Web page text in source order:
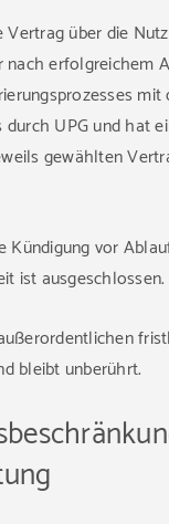
über die
erfolgreichem
UPG und hat
gewählten
Kündigung vor
ist ausgeschlossen.
bleibt unberührt.